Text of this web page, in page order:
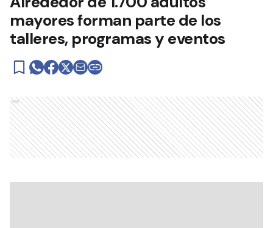
mayores forman parte de los
talleres, programas y eventos
Ads